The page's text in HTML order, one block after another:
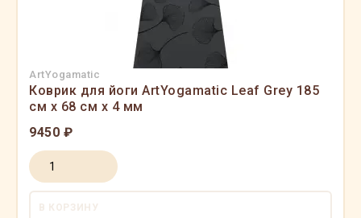
ArtYogamatic
Коврик для йоги ArtYogamatic Leaf Grey 185
см x 68 см x 4 мм
9450 ₽
В КОРЗИНУ